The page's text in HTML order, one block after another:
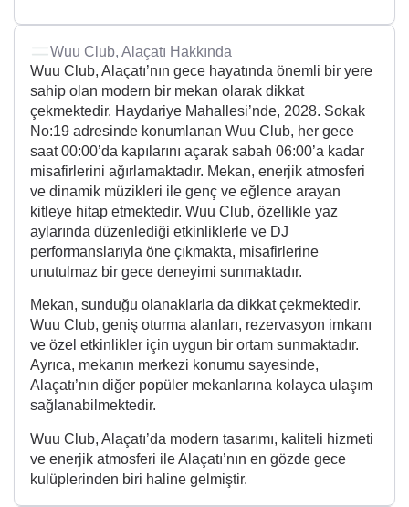
Wuu Club, Alaçatı Hakkında
Wuu Club, Alaçatı’nın gece hayatında önemli bir yere
sahip olan modern bir mekan olarak dikkat
çekmektedir. Haydariye Mahallesi’nde, 2028. Sokak
No:19 adresinde konumlanan Wuu Club, her gece
saat 00:00’da kapılarını açarak sabah 06:00’a kadar
misafirlerini ağırlamaktadır. Mekan, enerjik atmosferi
ve dinamik müzikleri ile genç ve eğlence arayan
kitleye hitap etmektedir. Wuu Club, özellikle yaz
aylarında düzenlediği etkinliklerle ve DJ
performanslarıyla öne çıkmakta, misafirlerine
unutulmaz bir gece deneyimi sunmaktadır.
Mekan, sunduğu olanaklarla da dikkat çekmektedir.
Wuu Club, geniş oturma alanları, rezervasyon imkanı
ve özel etkinlikler için uygun bir ortam sunmaktadır.
Ayrıca, mekanın merkezi konumu sayesinde,
Alaçatı’nın diğer popüler mekanlarına kolayca ulaşım
sağlanabilmektedir.
Wuu Club, Alaçatı’da modern tasarımı, kaliteli hizmeti
ve enerjik atmosferi ile Alaçatı’nın en gözde gece
kulüplerinden biri haline gelmiştir.